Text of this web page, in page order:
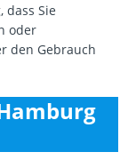
dass Sie
oder
den Gebrauch